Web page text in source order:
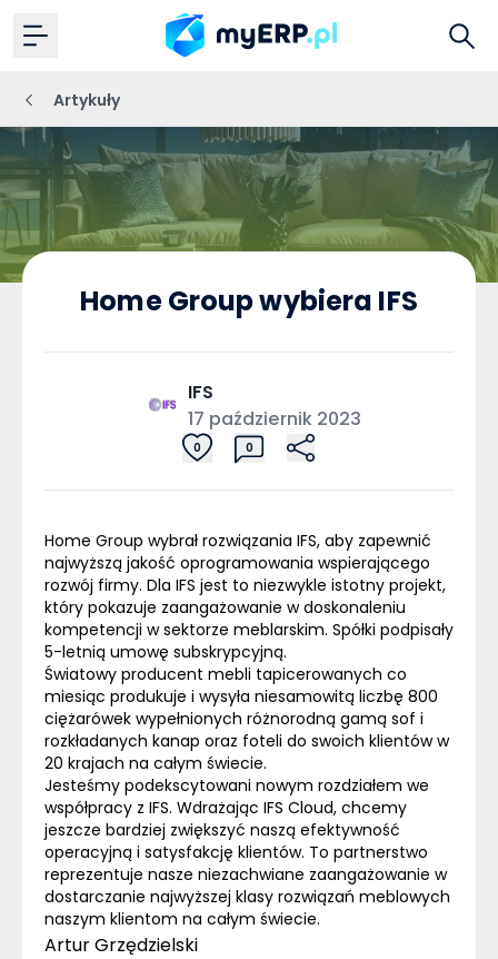
Artykuły
Home Group wybiera IFS
IFS
17 październik 2023
0 0
Home Group wybrał rozwiązania IFS, aby zapewnić
najwyższą jakość oprogramowania wspierającego
rozwój firmy. Dla IFS jest to niezwykle istotny projekt,
który pokazuje zaangażowanie w doskonaleniu
kompetencji w sektorze meblarskim. Spółki podpisały
5-letnią umowę subskrypcyjną.
Światowy producent mebli tapicerowanych co
miesiąc produkuje i wysyła niesamowitą liczbę 800
ciężarówek wypełnionych różnorodną gamą sof i
rozkładanych kanap oraz foteli do swoich klientów w
20 krajach na całym świecie.
Jesteśmy podekscytowani nowym rozdziałem we
współpracy z IFS. Wdrażając IFS Cloud, chcemy
jeszcze bardziej zwiększyć naszą efektywność
operacyjną i satysfakcję klientów. To partnerstwo
reprezentuje nasze niezachwiane zaangażowanie w
dostarczanie najwyższej klasy rozwiązań meblowych
naszym klientom na całym świecie.
Artur Grzędzielski